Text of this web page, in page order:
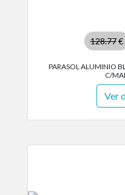
128.77€
PARASOL ALUMINIO
C/
Ver